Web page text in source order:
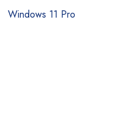
Windows 11 Pro